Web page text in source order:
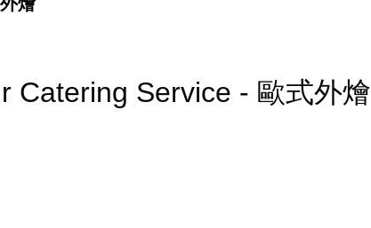
Catering Service - 歐式外燴